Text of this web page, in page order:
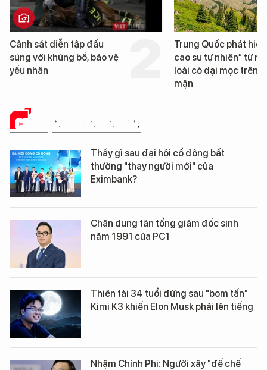
Trung Quốc phát hiện “mỏ
cao su tự nhiên” từ một
loài cỏ dại mọc trên đất
Loạt dự án bất động
Đà Nẵng sắp bị kiểm
CHUYỆN DOANH NHÂN
Thấy gì sau đại hội cổ đông bất
thường "thay người mới" của
Eximbank?
Chân dung tân tổng giám đốc sinh
năm 1991 của PC1
Thiên tài 34 tuổi đứng sau "bom tấn"
Kimi K3 khiến Elon Musk phải lên tiếng
Nhậm Chính Phi: Người xây "đế chế